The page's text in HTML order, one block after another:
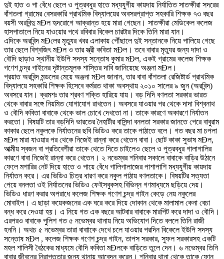
দুই হাত ও পা বেঁধে ছেলে ও পুত্রবধুর হাতে মধ্যযুগীয় কায়দায় নির্যাতিত সাতক্ষীরা সদরের
বাঁশতলা গ্রামের বেসরকারি প্রাথমিক বিদ্যালয়ের অবসরপ্রাপ্ত সহকারি শিক্ষক ৭৩ বছর
বয়সী অরবিন্দু মÐল হৃদরোগে আক্রান্ত হয়ে মারা গেছেন। সাতক্ষীরা মেডিকেল কলেজ
হাসপাতালে নিয়ে যাওয়োর পথে রবিবার বিকেল চারটার দিকে তিনি মারা যান।
এদিকে অরবিন্দ মÐলের মৃত্যুর খবর এলাকায় পৌঁছালে দুই সন্তানকে নিয়ে পালিয়ে গেছে
তার ছেলে বিশ্বজিৎ মÐল ও তার স্ত্রী কবিতা মÐল। তবে বাবার মৃত্যুর জন্য দাদা ও
বৌদি ছাড়াও স্থানীয় ইউপি সদস্য সন্তোষ কুমার মÐল, একই গ্রামের কলেজ শিক্ষক
গণেশ চন্দ্র গাইনের দৃষ্টান্তমূলক শাস্তির দাবি জানিয়েছে অঞ্জনা মÐল।
প্রয়াত অরবিন্দ মন্ডলের মেয়ে অঞ্জনা মÐল জানান, তার বাবা বাঁশতলা রেজিষ্টার্ড প্রাথমিক
বিদ্যালয়ে সহকারি শিক্ষক হিসেবে কর্মরত থাকা অবস্থায় ২০১০ সালের ৯ জুন (অরবিন্দ)
অবসরে যান। ক্রমশঃ তার শ্রবণ শক্তি হারিয়ে যায়। বড় দিদি বণলতা সরকার ভারত
থেকে বাবার সঙ্গে নিয়মিত যোগাযোগ রাখতেন। অবসরে যাওয়ার পর থেকে দাদা বিশ্বনাথ
ও বৌদি কবিতা বাবাকে থেকে ভাল চোখে দেখতো না। তাকে কারণে অকারণে নির্যাতন
করতো। বিষয়টি তার বড়দিদি ভারতের নৈহাটীর বাসিন্দা বনলতা সরকার জানতে পেরে বাবুরাম
কাকার ছেলে নকুলকে নির্যাতনের ছবি ভিডিও করে তাকে পাঠাতে বলে। গত বছর মা চপলা
মÐল মারা যাওয়ার পর থেকে নিজেই রান্না করে খেতেন বাবা। ছোট কাকা সুভাষ মÐল,
আত্মীয় স্বজন বা প্রতিবেশীরা তাকে থেতে দিতে চাইলেও ছেলে ও পুত্রবধুর গালাগালির
কারণে বাবা নিজেই রান্না করে খেতেন। ২ নভেম্বর শনিবার সকালে বাবাকে বাড়ির উঠানে
ফেলে মশারির নেট দিয়ে হাতে ও পায়ে বেঁধে গালিগালাজের পাশাপাশি মধ্যযুগীয় কায়দায়
নির্যাতন করে। এর ভিডিও চিত্র ধারণ করে নকুল পাঠায় বণলতাকে। বিষয়টির সত্যতা
পেয়ে বনলতা ওই নির্যাতনের ভিডিও ফেইসবুকসহ বিভিন্ন গণমাধ্যমে ছড়িয়ে দেয়।
ভিডিও ধারণ করার অপরাধে কলেজ শিক্ষক গণেশ চন্দ্র গাইন কেড়ে নেয় নকুলের
মোবাইল। এ ছাড়া কয়েকজনের এক ঘরে করে দিয়ে দোকান থেকে মালামাল কেনা বেচা
বন্ধ করে দেওয়া হয়। এ নিয়ে গত এক বছরে আটবার বাবাকে মারপিট করে দাদা ও বৌদি।
এরপরও বাবাকে পুলিশ গত ৫ নভেম্বর থানায় নিয়ে অভিযোগ দিতে বললে তিনি রাজী
হননি। অথচ ৫ নভেম্বর তারা বাবাাকে দেখে চলে যাওয়ার পরদিন বিকেলে ইউপি সদস্য
সন্তোষ মÐল , কলেজ শিক্ষক গণেশ চন্দ্র গাইন, তাপস সরকার, সুফল সরকারসহ একটি
মহল শালিসী বৈঠকের মাধ্যমে বৌদি কবিতা মÐলকে বাড়িতে তুলে দেন। ৬ নভেম্বর তিনি
বাবার জীবনের নিরাপত্তার জন্য থানায় আবেদন করেন। শনিবার থানা থেকে তাকে ফোন